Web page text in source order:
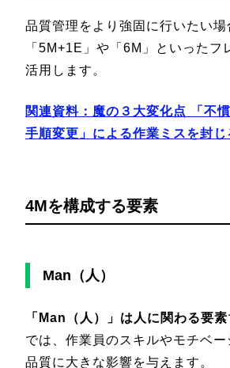
品質管理をより強固に行いたい場
「5M+1E」や「6M」といったフ
活用します。
関連資料：魔の３大変化点 「不
手順変更」による作業ミスを封
4Mを構成する要素
Man（人）
「Man（人）」は人に関わる要素
では、作業員のスキルやモチベ
品質に大きな影響を与えます。